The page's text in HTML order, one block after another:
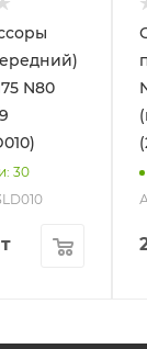
N80
: 30